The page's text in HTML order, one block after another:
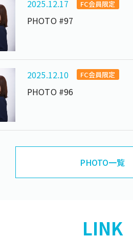
2025.12.17 FC会員限定
PHOTO #97
2025.12.10 FC会員限定
PHOTO #96
PHOTO一覧
LINK